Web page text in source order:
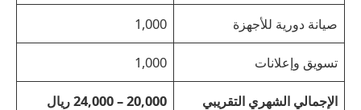
صيانة دورية للأجهزة 1,000
تسويق وإعلانات 1,000
الإجمالي الشهري التقريبي
20,000 – 24,000 ريال